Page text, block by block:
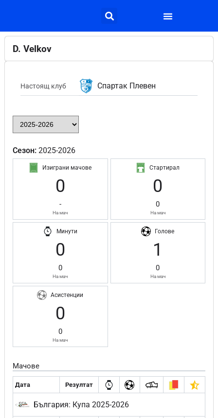
D. Velkov
Настоящ клуб Спартак Плевен
Сезон: 2025-2026
Изиграни мачове
0
-
На мач
Стартирал
0
0
На мач
Минути
0
0
На мач
Голове
1
0
На мач
Асистенции
0
0
На мач
Мачове
Дата Резултат
България: Купа 2025-2026